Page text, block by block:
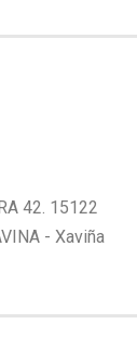
42. 15122
- Xaviña